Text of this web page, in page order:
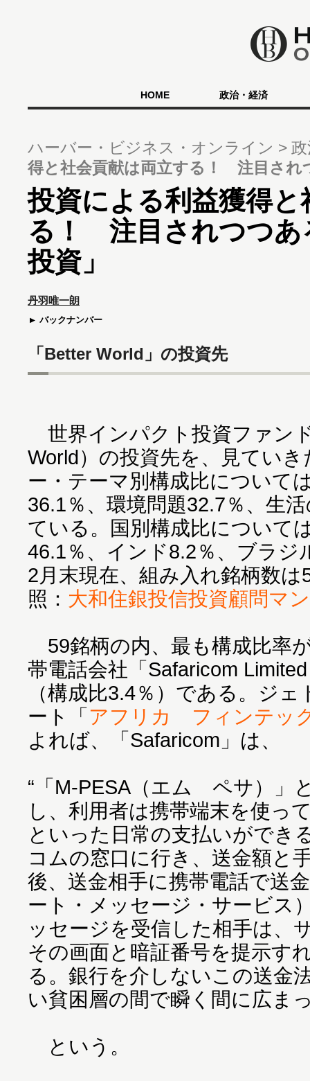
HOME 政治・経済
ハーバー・ビジネス・オンライン
得と社会貢献は両立する！ 注目され
投資による利益獲得
る！ 注目されつつあ
投資」
丹羽唯一朗
バックナンバー
「Better World」の投資先
世界インパクト投資ファン
World）の投資先を、見てい
ー・テーマ別構成比について
36.1％、環境問題32.7％、生
ている。国別構成比について
46.1％、インド8.2％、ブラジ
2月末現在、組み入れ銘柄数
照： 大和住銀投信投資顧問マ
59銘柄の内、最も構成比率
帯電話会社「Safaricom
（構成比3.4％）である。ジ
ート「アフリカ フィンテッ
よれば、「Safaricom」は、
“「M-PESA（エム ペサ）」
し、利用者は携帯端末を使っ
といった日常の支払いができ
コムの窓口に行き、送金額と
後、送金相手に携帯電話で送
ート・メッセージ・サービス
ッセージを受信した相手は、
その画面と暗証番号を提示す
る。銀行を介しないこの送金
い貧困層の間で瞬く間に広ま
という。